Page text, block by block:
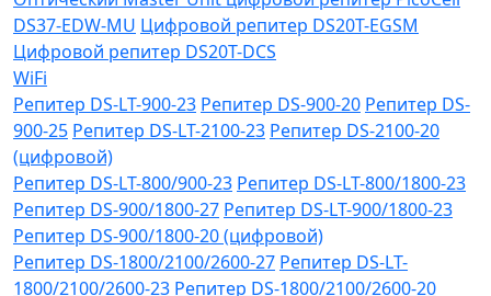
DS37-EDW-MU Цифровой репитер DS20T-EGSM
Цифровой репитер DS20T-DCS
WiFi
Репитер DS-LT-900-23 Репитер DS-900-20 Репитер DS-
900-25 Репитер DS-LT-2100-23 Репитер DS-2100-20
(цифровой)
Репитер DS-LT-800/900-23 Репитер DS-LT-800/1800-23
Репитер DS-900/1800-27 Репитер DS-LT-900/1800-23
Репитер DS-900/1800-20 (цифровой)
Репитер DS-1800/2100/2600-27 Репитер DS-LT-
1800/2100/2600-23 Репитер DS-1800/2100/2600-20